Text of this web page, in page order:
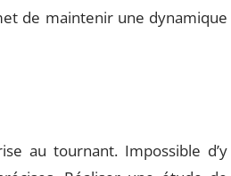
de maintenir une dynamique
au tournant. Impossible d’y